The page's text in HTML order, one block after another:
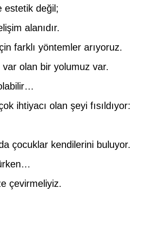
estetik değil;
alanıdır.
farklı yöntemler arıyoruz.
olan bir yolumuz var.
ihtiyacı olan şeyi fısıldıyor:
çocuklar kendilerini buluyor.
çevirmeliyiz.